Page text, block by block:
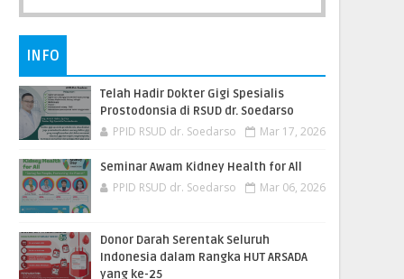
INFO
Telah Hadir Dokter Gigi Spesialis
Prostodonsia di RSUD dr. Soedarso
PPID RSUD dr. Soedarso Mar 17, 2026
Seminar Awam Kidney Health for All
PPID RSUD dr. Soedarso Mar 06, 2026
Donor Darah Serentak Seluruh
Indonesia dalam Rangka HUT ARSADA
yang ke-25